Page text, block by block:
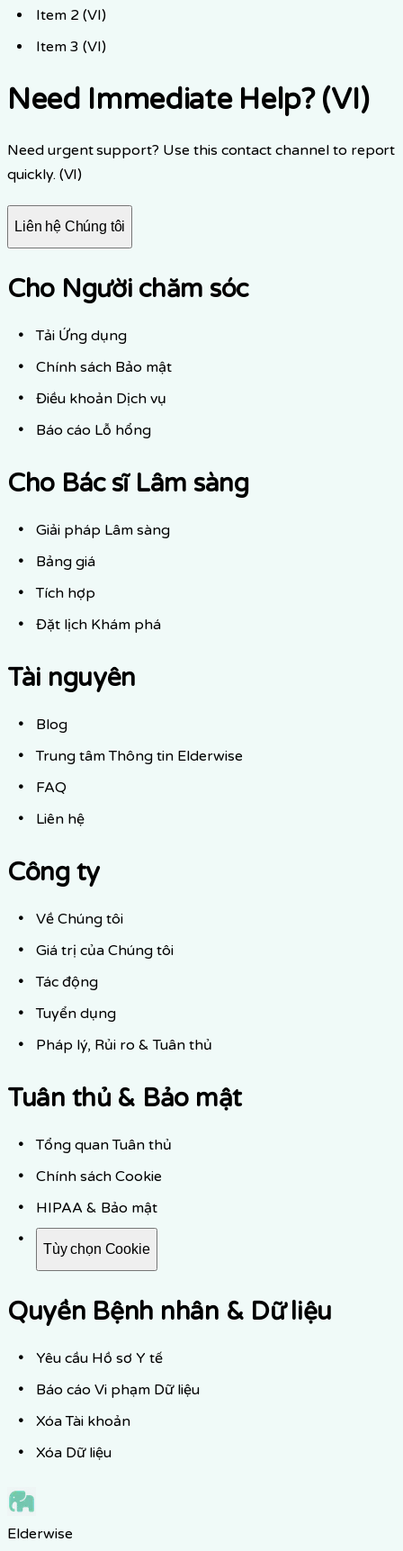
Item 2 (VI)
Item 3 (VI)
Need Immediate Help? (VI)
Need urgent support? Use this contact channel to report
quickly. (VI)
Liên hệ Chúng tôi
Cho Người chăm sóc
Tải Ứng dụng
Chính sách Bảo mật
Điều khoản Dịch vụ
Báo cáo Lỗ hổng
Cho Bác sĩ Lâm sàng
Giải pháp Lâm sàng
Bảng giá
Tích hợp
Đặt lịch Khám phá
Tài nguyên
Blog
Trung tâm Thông tin Elderwise
FAQ
Liên hệ
Công ty
Về Chúng tôi
Giá trị của Chúng tôi
Tác động
Tuyển dụng
Pháp lý, Rủi ro & Tuân thủ
Tuân thủ & Bảo mật
Tổng quan Tuân thủ
Chính sách Cookie
HIPAA & Bảo mật
Tùy chọn Cookie
Quyền Bệnh nhân & Dữ liệu
Yêu cầu Hồ sơ Y tế
Báo cáo Vi phạm Dữ liệu
Xóa Tài khoản
Xóa Dữ liệu
Elderwise